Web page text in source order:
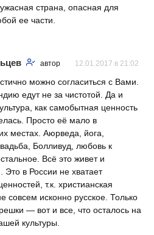
страна, опасная для
ее части.
автор 12.01.2017 в 21:02
можно согласиться с Вами.
едут не за чистотой. Да и
как самобытная ценность
Просто её мало в
местах. Аюрведа, йога,
Болливуд, любовь к
Всё это живет и
Это в России не хватает
т.к. христианская
совсем исконно русское. Только
— вот и все, что осталось на
культуры.